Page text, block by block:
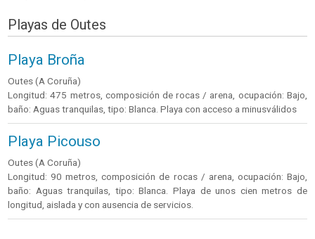
Playas de Outes
Playa Broña
Outes (A Coruña)
Longitud: 475 metros, composición de rocas / arena, ocupación: Bajo,
baño: Aguas tranquilas, tipo: Blanca. Playa con acceso a minusválidos
Playa Picouso
Outes (A Coruña)
Longitud: 90 metros, composición de rocas / arena, ocupación: Bajo,
baño: Aguas tranquilas, tipo: Blanca. Playa de unos cien metros de
longitud, aislada y con ausencia de servicios.